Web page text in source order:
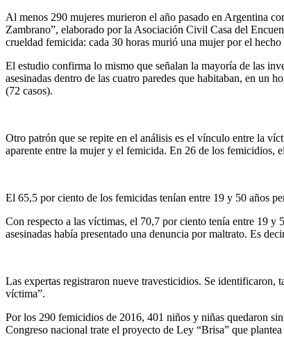
Al menos 290 mujeres murieron el año pasado en Argentina
Zambrano”, elaborado por la Asociación Civil Casa del
crueldad femicida: cada 30 horas murió una mujer por el
El estudio confirma lo mismo que señalan la mayoría de las
asesinadas dentro de las cuatro paredes que habitaban, en un
(72 casos).
Otro patrón que se repite en el análisis es el vínculo entre la
aparente entre la mujer y el femicida. En 26 de los femicidios,
El 65,5 por ciento de los femicidas tenían entre 19 y 50 años
Con respecto a las víctimas, el 70,7 por ciento tenía entre 19 y
asesinadas había presentado una denuncia por maltrato. Es
Las expertas registraron nueve travesticidios. Se identificaron,
víctima”.
Por los 290 femicidios de 2016, 401 niños y niñas quedaron
Congreso nacional trate el proyecto de Ley “Brisa” que